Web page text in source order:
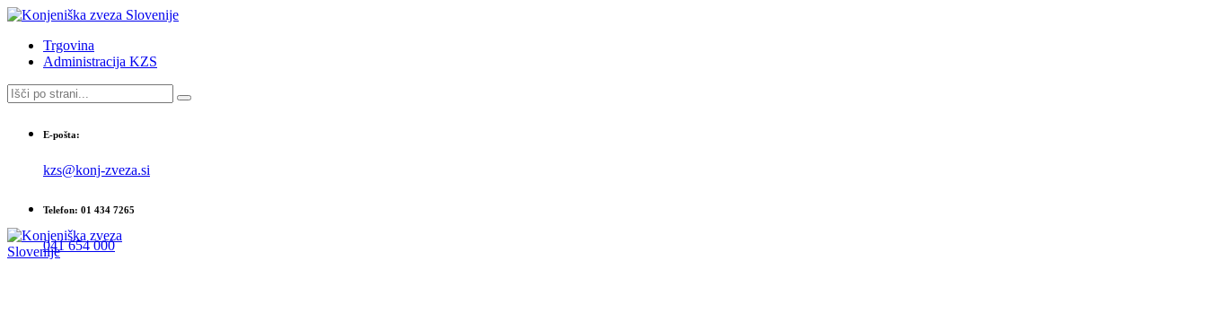
Trgovina
Administracija KZS
E-pošta:
kzs@konj-zveza.si
Telefon: 01 434 7265
041 654 000